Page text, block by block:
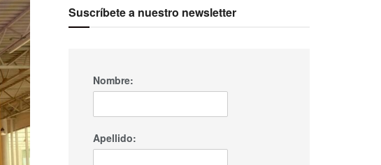
Suscríbete a nuestro newsletter
Nombre:
Apellido: